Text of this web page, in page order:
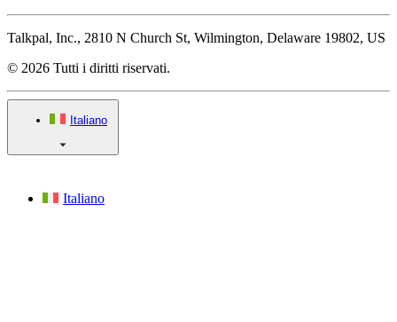
Talkpal, Inc., 2810 N Church St, Wilmington, Delaware 19802, US
© 2026 Tutti i diritti riservati.
Italiano
Italiano